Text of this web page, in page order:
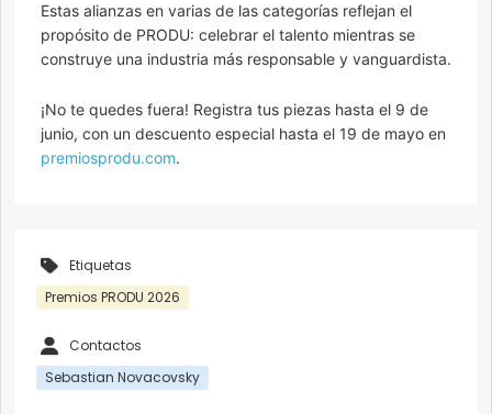
Estas alianzas en varias de las categorías reflejan el
propósito de PRODU: celebrar el talento mientras se
construye una industria más responsable y vanguardista.
¡No te quedes fuera! Registra tus piezas hasta el 9 de
junio, con un descuento especial hasta el 19 de mayo en
premiosprodu.com.
Etiquetas
Premios PRODU 2026
Contactos
Sebastian Novacovsky